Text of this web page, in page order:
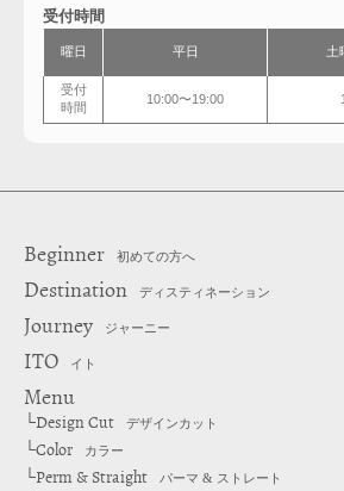
受付時間
曜日 平日 土
受付
時間
10:00〜19:00
Beginner 初めての方へ
Destination ディスティネーション
Journey ジャーニー
ITO イト
Menu
└Design Cut デザインカット
└Color カラー
└Perm & Straight パーマ & ストレート